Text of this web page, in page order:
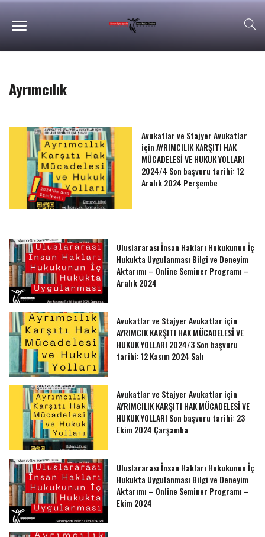
Ayrımcılık
Avukatlar ve Stajyer Avukatlar
için AYRIMCILIK KARŞITI HAK
MÜCADELESİ VE HUKUK YOLLARI
2024/4 Son başvuru tarihi: 12
Aralık 2024 Perşembe
Uluslararası İnsan Hakları Hukukunun İç
Hukukta Uygulanması Bilgi ve Deneyim
Aktarımı – Online Seminer Programı –
Aralık 2024
Avukatlar ve Stajyer Avukatlar için
AYRIMCIK KARŞITI HAK MÜCADELESİ VE
HUKUK YOLLARI 2024/3 Son başvuru
tarihi: 12 Kasım 2024 Salı
Avukatlar ve Stajyer Avukatlar için
AYRIMCILIK KARŞITI HAK MÜCADELESİ VE
HUKUK YOLLARI Son başvuru tarihi: 23
Ekim 2024 Çarşamba
Uluslararası İnsan Hakları Hukukunun İç
Hukukta Uygulanması Bilgi ve Deneyim
Aktarımı – Online Seminer Programı –
Ekim 2024